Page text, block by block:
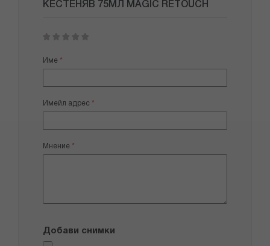
КЕСТЕНЯВ 75МЛ MAGIC RETOUCH
star
stars
stars
stars
stars
Име
Имейл адрес
Мнение
Добави снимки